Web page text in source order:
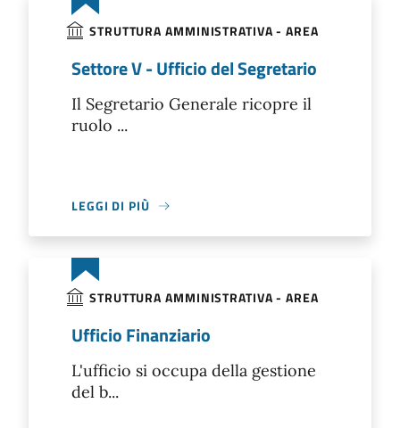
STRUTTURA AMMINISTRATIVA - AREA
Settore V - Ufficio del Segretario
Il Segretario Generale ricopre il
ruolo ...
LEGGI DI PIÙ
STRUTTURA AMMINISTRATIVA - AREA
Ufficio Finanziario
L'ufficio si occupa della gestione
del b...